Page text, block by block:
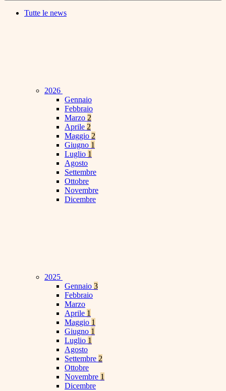
Tutte le news
2026
Gennaio
Febbraio
Marzo 2
Aprile 2
Maggio 2
Giugno 1
Luglio 1
Agosto
Settembre
Ottobre
Novembre
Dicembre
2025
Gennaio 3
Febbraio
Marzo
Aprile 1
Maggio 1
Giugno 1
Luglio 1
Agosto
Settembre 2
Ottobre
Novembre 1
Dicembre